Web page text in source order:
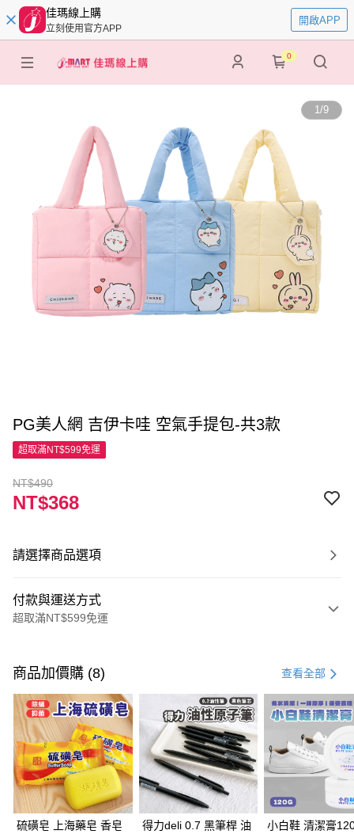
佳瑪線上購
立刻使用官方APP
開啟APP
0
1/9
PG美人網 吉伊卡哇 空氣手提包-共3款
超取滿NT$599免運
NT$490
NT$368
請選擇商品選項
付款與運送方式
超取滿NT$599免運
信用卡一次付款
超商取貨付款
LINE Pay
Apple Pay
街口支付
悠遊付
商品加價購 (8) 查看全部
硫磺皂 上海藥皂 香皂
得力deli 0.7 黑筆桿 油
小白鞋 清潔膏